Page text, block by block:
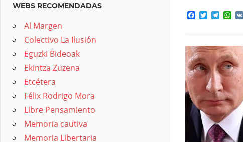
Facebook
Twitter
WEBS RECOMENDADAS
Al Margen
Colectivo La Ilusión
Eguzki Bideoak
Ekintza Zuzena
Etcétera
Félix Rodrigo Mora
Libre Pensamiento
Memoria cautiva
Memoria Libertaria